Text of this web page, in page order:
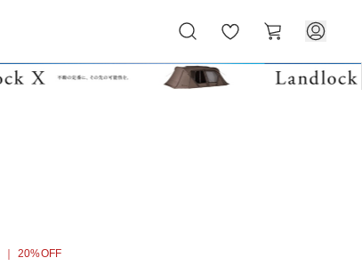
気
に
ー
ト
｜ 20%OFF